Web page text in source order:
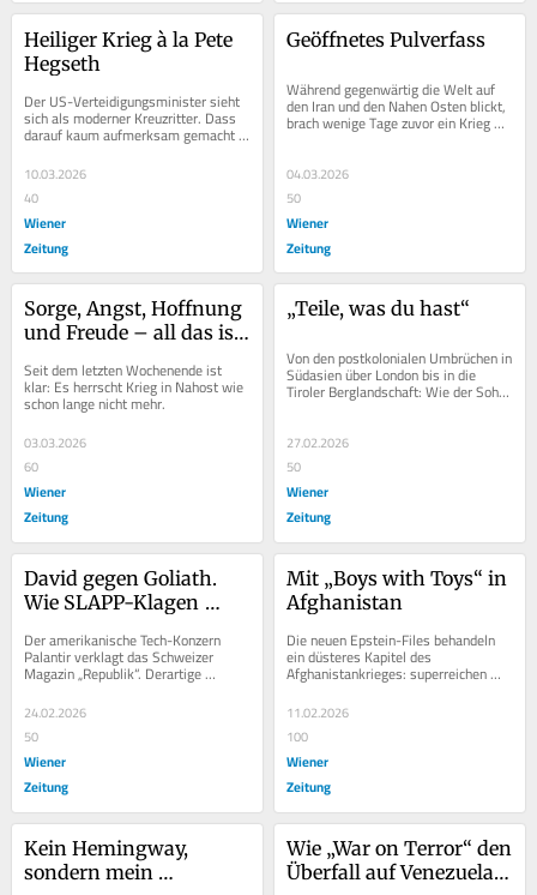
Heiliger Krieg à la Pete
Hegseth
Der US-Verteidigungsminister sieht
sich als moderner Kreuzritter. Dass
darauf kaum aufmerksam gemacht
10.03.2026
40
Wiener
Zeitung
Geöffnetes Pulverfass
Während gegenwärtig die Welt auf
den Iran und den Nahen Osten blickt,
brach wenige Tage zuvor ein Krieg
zwischen Afghanistan und Pakistan
04.03.2026
50
Wiener
Zeitung
Sorge, Angst, Hoffnung
und Freude – all das ist
Seit dem letzten Wochenende ist
klar: Es herrscht Krieg in Nahost wie
schon lange nicht mehr.
03.03.2026
60
Wiener
Zeitung
„Teile, was du hast“
Von den postkolonialen Umbrüchen in
Südasien über London bis in die
Tiroler Berglandschaft: Wie der Sohn
einer fast vergessenen
27.02.2026
50
Wiener
Zeitung
David gegen Goliath.
Wie SLAPP-Klagen
Der amerikanische Tech-Konzern
Palantir verklagt das Schweizer
Magazin „Republik“. Derartige
Einschüchterungsversuche gegen
freie, kritische...
24.02.2026
50
Wiener
Zeitung
Mit „Boys with Toys“ in
Afghanistan
Die neuen Epstein-Files behandeln
ein düsteres Kapitel des
Afghanistankrieges: superreichen
Kriegstourismus. Warum eine
lückenlose Aufklärung...
11.02.2026
100
Wiener
Zeitung
Kein Hemingway,
sondern mein
Wie „War on Terror“ den
Überfall auf Venezuela